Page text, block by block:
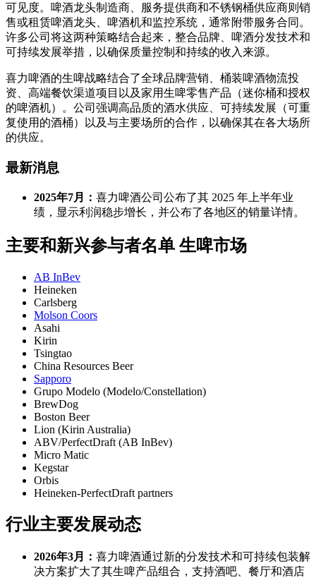
可见度。啤酒龙头制造商、服务提供商和不锈钢桶供应商则销
售或租赁啤酒龙头、啤酒机和监控系统，通常附带服务合同。
许多公司将这两种策略结合起来，整合品牌、啤酒分发技术和
可持续发展举措，以确保质量控制和持续的收入来源。
喜力啤酒的生啤战略结合了全球品牌营销、桶装啤酒物流投
资、高端餐饮渠道项目以及家用生啤零售产品（迷你桶和授权
的啤酒机）。公司强调高品质的酒水供应、可持续发展（可重
复使用的酒桶）以及与主要场所的合作，以确保其在各大场所
的供应。
最新消息
2025年7月： 喜力啤酒公司公布了其 2025 年上半年业
绩，显示利润稳步增长，并公布了各地区的销量详情。
主要和新兴参与者名单 生啤市场
AB InBev
Heineken
Carlsberg
Molson Coors
Asahi
Kirin
Tsingtao
China Resources Beer
Sapporo
Grupo Modelo (Modelo/Constellation)
BrewDog
Boston Beer
Lion (Kirin Australia)
ABV/PerfectDraft (AB InBev)
Micro Matic
Kegstar
Orbis
Heineken-PerfectDraft partners
行业主要发展动态
2026年3月： 喜力啤酒通过新的分发技术和可持续包装解
决方案扩大了其生啤产品组合，支持酒吧、餐厅和酒店